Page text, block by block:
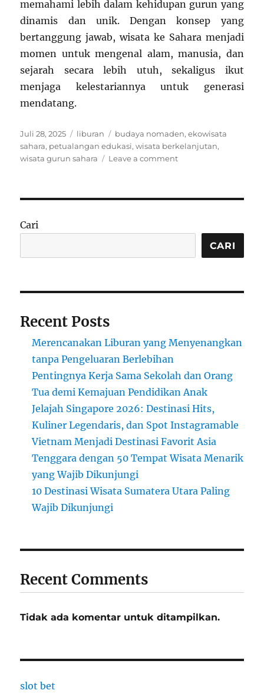
memahami lebih dalam kehidupan gurun yang
dinamis dan unik. Dengan konsep yang
bertanggung jawab, wisata ke Sahara menjadi
momen untuk mengenal alam, manusia, dan
sejarah secara lebih utuh, sekaligus ikut
menjaga kelestariannya untuk generasi
mendatang.
Posted
on
Juli 28, 2025 Categories
liburan Tags
budaya nomaden,ekowisata
sahara, petualangan edukasi,wisata berkelanjutan,
wisata gurun sahara
Leave a commenton
yang
Berbeda:
Wisata
Petualangan
Cari
CARI
Recent Posts
Merencanakan Liburan yang Menyenangkan
tanpa Pengeluaran Berlebihan
Pentingnya Kerja Sama Sekolah dan Orang
Tua demi Kemajuan Pendidikan Anak
Jelajah Singapore 2026: Destinasi Hits,
Kuliner Legendaris, dan Spot Instagramable
Vietnam Menjadi Destinasi Favorit Asia
Tenggara dengan 50 Tempat Wisata Menarik
yang Wajib Dikunjungi
10 Destinasi Wisata Sumatera Utara Paling
Wajib Dikunjungi
Recent Comments
Tidak ada komentar untuk ditampilkan.
slot bet